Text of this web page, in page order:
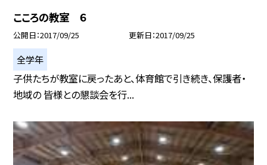
こころの教室 ６
公開日 2017/09/25 更新日 2017/09/25
全学年
子供たちが教室に戻ったあと、体育館で引き続き、保護者・
地域の 皆様との懇談会を行...